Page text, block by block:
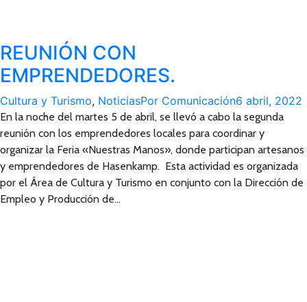
REUNIÓN CON
EMPRENDEDORES.
Cultura y Turismo, NoticiasPor Comunicación6 abril, 2022
En la noche del martes 5 de abril, se llevó a cabo la segunda
reunión con los emprendedores locales para coordinar y
organizar la Feria «Nuestras Manos», donde participan artesanos
y emprendedores de Hasenkamp. Esta actividad es organizada
por el Área de Cultura y Turismo en conjunto con la Dirección de
Empleo y Producción de…